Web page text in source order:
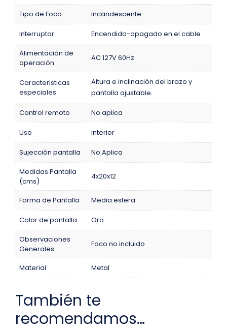
Tipo de Foco Incandescente
Interruptor
Encendido-apagado en el cable
Alimentación de
operación
AC 127V 60Hz
Caracteristicas
especiales
Altura e inclinación del brazo y
pantalla ajustable.
Control remoto No aplica
Uso Interior
Sujección pantalla
No Aplica
Medidas Pantalla
(cms)
4x20x12
Forma de Pantalla Media esfera
Color de pantalla
Oro
Observaciones
Generales
Foco no incluido
Material Metal
También te
recomendamos…